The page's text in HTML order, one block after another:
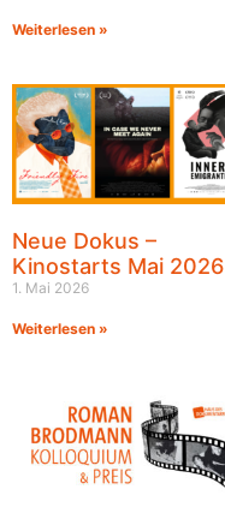
Weiterlesen »
Neue Dokus –
Kinostarts Mai 2026
1. Mai 2026
Weiterlesen »